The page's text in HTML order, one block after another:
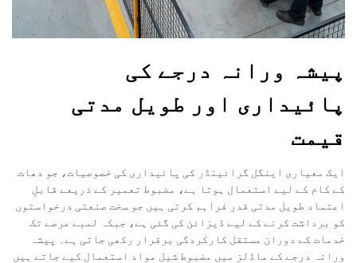
پیشہ ورانہ درجے کی
پائیداری اور طویل مدتی
قیمت
ایک معیاری اینگل گرائینڈر کی پائیداری کی خصوصیات، جو دھات
کے کام کے لیے استعمال ہوتا ہے، مضبوط تعمیر کے ذریعے قابلِ
اعتماد طویل مدتی قدر فراہم کرتی ہیں جو سخت صنعتی درخواستوں
کو برداشت کرنے کے لیے ڈیزائن کی گئی ہے، جبکہ لمبے عرصے تک
خدمات کے دوران مستقل کارکردگی برقرار رکھی جاتی ہے۔ پیشہ
ورانہ درجے کے ماڈلز میں مضبوط شیل مواد استعمال کیے جاتے ہیں